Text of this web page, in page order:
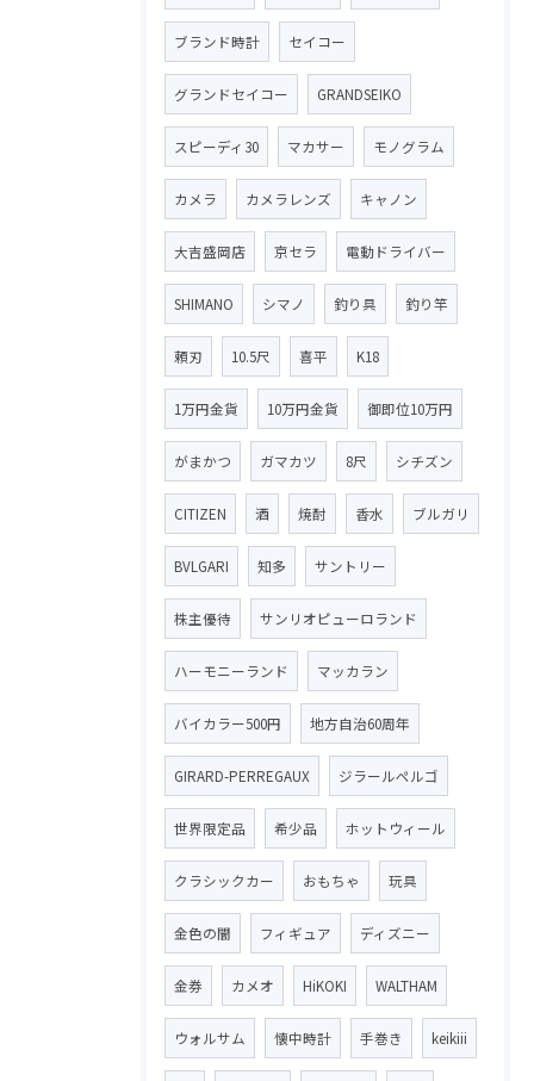
ブランド時計 セイコー
グランドセイコー GRANDSEIKO
スピーディ30 マカサー モノグラム
カメラ カメラレンズ キャノン
大吉盛岡店 京セラ 電動ドライバー
SHIMANO シマノ 釣り具 釣り竿
頼刃 10.5尺 喜平 K18
1万円金貨 10万円金貨 御即位10万円
がまかつ ガマカツ 8尺 シチズン
CITIZEN 酒 焼酎 香水 ブルガリ
BVLGARI 知多 サントリー
株主優待 サンリオピューロランド
ハーモニーランド マッカラン
バイカラー500円 地方自治60周年
GIRARD-PERREGAUX ジラールペルゴ
世界限定品 希少品 ホットウィール
クラシックカー おもちゃ 玩具
金色の闇 フィギュア ディズニー
金券 カメオ HiKOKI WALTHAM
ウォルサム 懐中時計 手巻き keikiii